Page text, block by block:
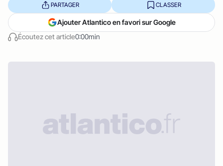
Écoutez cet article0:00min
PARTAGER CLASSER
Ajouter Atlantico en favori sur Google